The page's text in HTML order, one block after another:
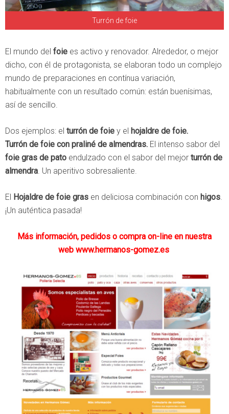
Turrón de foie
El mundo del foie es activo y renovador. Alrededor, o mejor
dicho, con él de protagonista, se elaboran todo un complejo
mundo de preparaciones en contínua variación,
habitualmente con un resultado común: están buenísimas,
así de sencillo.
Dos ejemplos: el turrón de foie y el hojaldre de foie.
Turrón de foie con praliné de almendras. El intenso sabor del
foie gras de pato endulzado con el sabor del mejor turrón de
almendra. Un aperitivo sobresaliente.
El Hojaldre de foie gras en deliciosa combinación con higos.
¡Un auténtica pasada!
Más información, pedidos o compra on-line en nuestra
web www.hermanos-gomez.es